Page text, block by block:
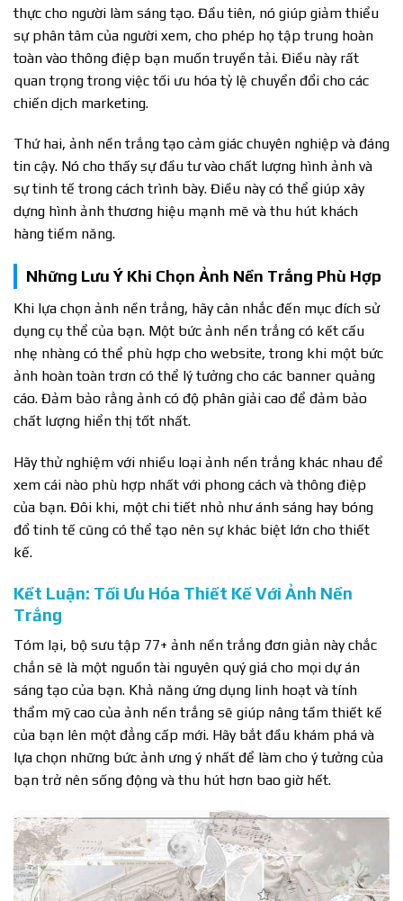
thực cho người làm sáng tạo. Đầu tiên, nó giúp giảm thiểu
sự phân tâm của người xem, cho phép họ tập trung hoàn
toàn vào thông điệp bạn muốn truyền tải. Điều này rất
quan trọng trong việc tối ưu hóa tỷ lệ chuyển đổi cho các
chiến dịch marketing.
Thứ hai, ảnh nền trắng tạo cảm giác chuyên nghiệp và đáng
tin cậy. Nó cho thấy sự đầu tư vào chất lượng hình ảnh và
sự tinh tế trong cách trình bày. Điều này có thể giúp xây
dựng hình ảnh thương hiệu mạnh mẽ và thu hút khách
hàng tiềm năng.
Những Lưu Ý Khi Chọn Ảnh Nền Trắng Phù Hợp
Khi lựa chọn ảnh nền trắng, hãy cân nhắc đến mục đích sử
dụng cụ thể của bạn. Một bức ảnh nền trắng có kết cấu
nhẹ nhàng có thể phù hợp cho website, trong khi một bức
ảnh hoàn toàn trơn có thể lý tưởng cho các banner quảng
cáo. Đảm bảo rằng ảnh có độ phân giải cao để đảm bảo
chất lượng hiển thị tốt nhất.
Hãy thử nghiệm với nhiều loại ảnh nền trắng khác nhau để
xem cái nào phù hợp nhất với phong cách và thông điệp
của bạn. Đôi khi, một chi tiết nhỏ như ánh sáng hay bóng
đổ tinh tế cũng có thể tạo nên sự khác biệt lớn cho thiết
kế.
Kết Luận: Tối Ưu Hóa Thiết Kế Với Ảnh Nền
Trắng
Tóm lại, bộ sưu tập 77+ ảnh nền trắng đơn giản này chắc
chắn sẽ là một nguồn tài nguyên quý giá cho mọi dự án
sáng tạo của bạn. Khả năng ứng dụng linh hoạt và tính
thẩm mỹ cao của ảnh nền trắng sẽ giúp nâng tầm thiết kế
của bạn lên một đẳng cấp mới. Hãy bắt đầu khám phá và
lựa chọn những bức ảnh ưng ý nhất để làm cho ý tưởng của
bạn trở nên sống động và thu hút hơn bao giờ hết.